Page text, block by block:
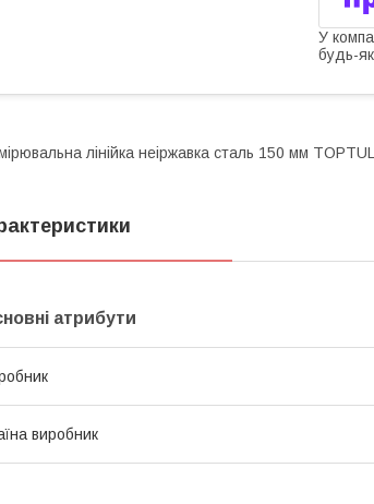
У
будь-
лінійка неіржавка сталь 150 мм
атрибути
виробник